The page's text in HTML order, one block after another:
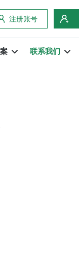
注册账号
联系我们